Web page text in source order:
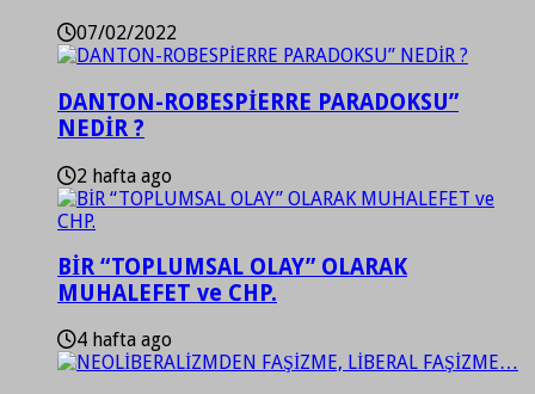
07/02/2022
DANTON-ROBESPİERRE PARADOKSU”
NEDİR ?
2 hafta ago
BİR “TOPLUMSAL OLAY” OLARAK
MUHALEFET ve CHP.
4 hafta ago